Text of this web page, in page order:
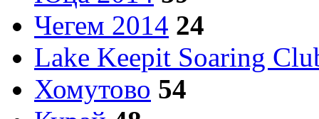
Чегем 2014 24
Lake Keepit Soaring
Хомутово 54